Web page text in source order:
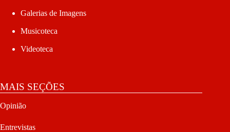
Galerias de Imagens
Musicoteca
Videoteca
MAIS SEÇÕES
Opinião
Entrevistas